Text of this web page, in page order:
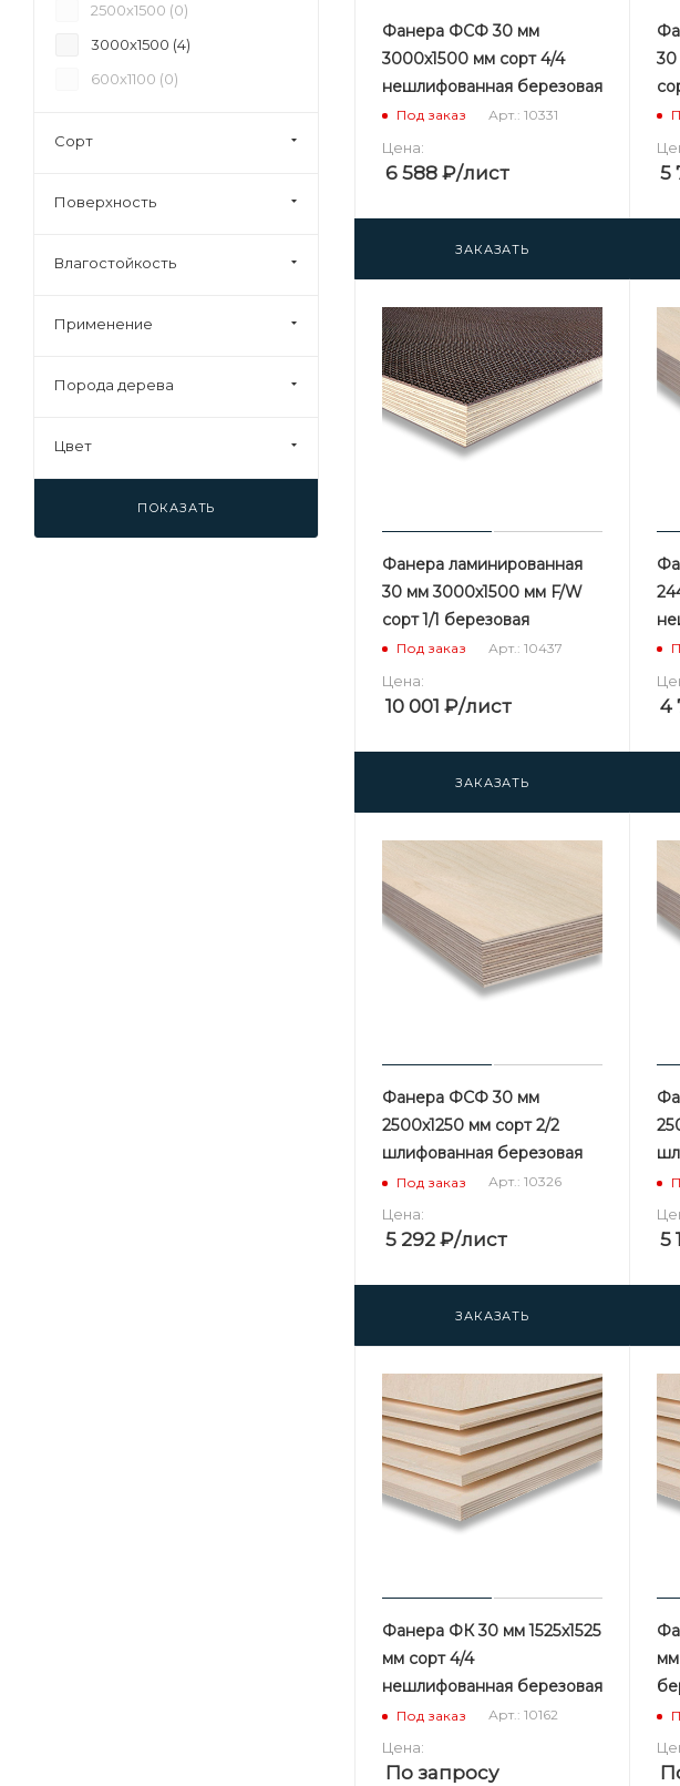
Фанера ФСФ 30 мм
3000х1500 мм сорт 4/4
нешлифованная березовая
Под заказ Арт.: 10331
Цена:
6 588 ₽/лист
ЗАКАЗАТЬ
30
5
Фанера ламинированная
30 мм 3000х1500 мм F/W
сорт 1/1 березовая
Под заказ Арт.: 10437
Цена:
10 001 ₽/лист
ЗАКАЗАТЬ
4
Фанера ФСФ 30 мм
2500х1250 мм сорт 2/2
шлифованная березовая
Под заказ Арт.: 10326
Цена:
5 292 ₽/лист
ЗАКАЗАТЬ
5
Фанера ФК 30 мм 1525х1525
мм сорт 4/4
нешлифованная березовая
Под заказ Арт.: 10162
Цена:
По запросу
37 (4)
45 (1)
2500х1500 (0)
3000х1500 (4)
600х1100 (0)
Сорт
Поверхность
Влагостойкость
Применение
Порода дерева
Цвет
ПОКАЗАТЬ